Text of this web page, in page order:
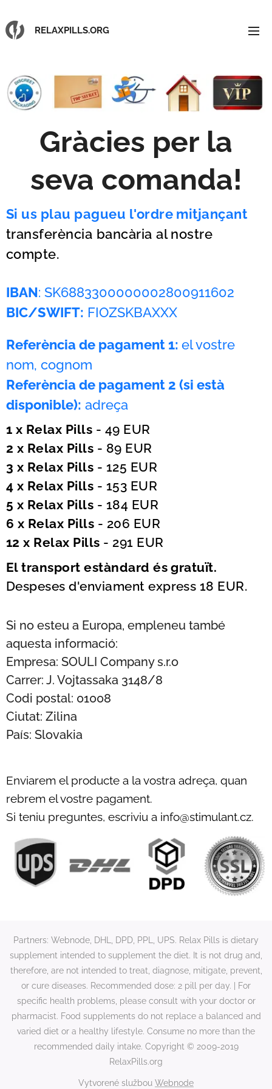
RELAXPILLS.ORG
Gràcies per la
seva comanda!
Si us plau pagueu l'ordre mitjançant
transferència bancària al nostre
compte.
IBAN: SK6883300000002800911602
BIC/SWIFT: FIOZSKBAXXX
Referència de pagament 1: el vostre
nom, cognom
Referència de pagament 2 (si està
disponible): adreça
1 x Relax Pills - 49 EUR
2 x Relax Pills - 89 EUR
3 x Relax Pills - 125 EUR
4 x Relax Pills - 153 EUR
5 x Relax Pills - 184 EUR
6 x Relax Pills - 206 EUR
12 x Relax Pills - 291 EUR
El transport estàndard és gratuït.
Despeses d'enviament express 18 EUR.
Si no esteu a Europa, empleneu també
aquesta informació:
Empresa: SOULI Company s.r.o
Carrer: J. Vojtassaka 3148/8
Codi postal: 01008
Ciutat: Zilina
País: Slovakia
Enviarem el producte a la vostra adreça, quan
rebrem el vostre pagament.
Si teniu preguntes, escriviu a info@stimulant.cz.
Partners: Webnode, DHL, DPD, PPL, UPS. Relax Pills is dietary
supplement intended to supplement the diet. It is not drug and,
therefore, are not intended to treat, diagnose, mitigate, prevent,
or cure diseases. Recommended dose: 2 pill per day. | For
specific health problems, please consult with your doctor or
pharmacist. Food supplements do not replace a balanced and
varied diet or a healthy lifestyle. Consume no more than the
recommended daily intake. Copyright © 2009-2019
RelaxPills.org
Vytvorené službou Webnode